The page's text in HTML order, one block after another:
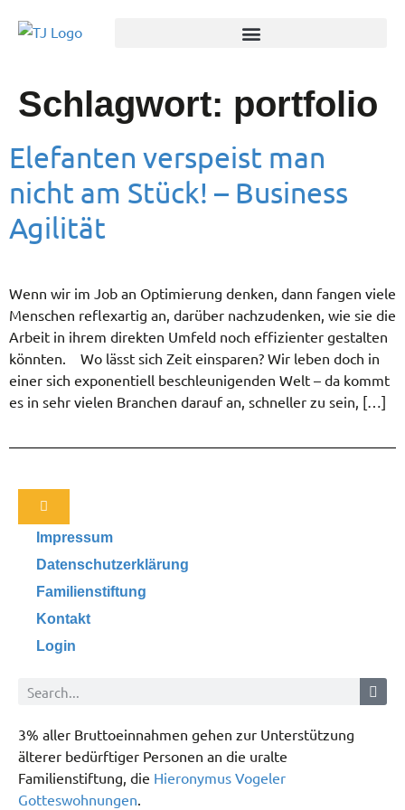
Schlagwort: portfolio
Elefanten verspeist man
nicht am Stück! – Business
Agilität
Wenn wir im Job an Optimierung denken, dann fangen viele
Menschen reflexartig an, darüber nachzudenken, wie sie die
Arbeit in ihrem direkten Umfeld noch effizienter gestalten
könnten. Wo lässt sich Zeit einsparen? Wir leben doch in
einer sich exponentiell beschleunigenden Welt – da kommt
es in sehr vielen Branchen darauf an, schneller zu sein, […]
Impressum
Datenschutzerklärung
Familienstiftung
Kontakt
Login
3% aller Bruttoeinnahmen gehen zur Unterstützung
älterer bedürftiger Personen an die uralte
Familienstiftung, die Hieronymus Vogeler
Gotteswohnungen.